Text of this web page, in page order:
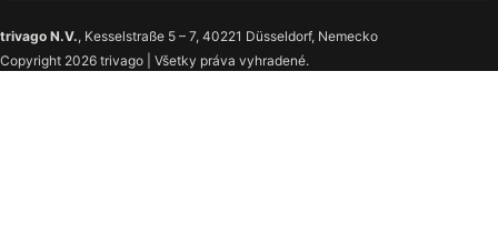
trivago N.V., Kesselstraße 5 – 7, 40221 Düsseldorf, Nemecko
Copyright 2026 trivago | Všetky práva vyhradené.